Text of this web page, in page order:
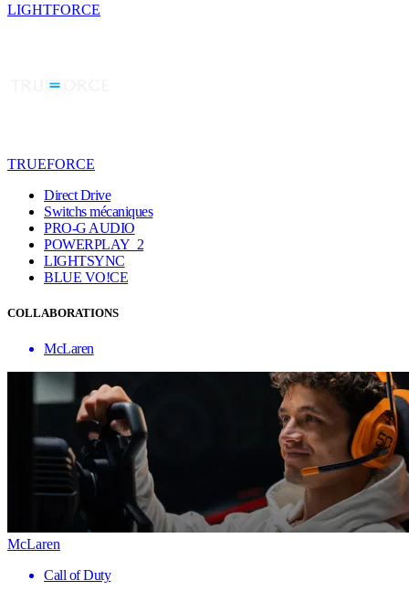
LIGHTFORCE
TRUEFORCE
Direct Drive
Switchs mécaniques
PRO-G AUDIO
POWERPLAY 2
LIGHTSYNC
BLUE VO!CE
COLLABORATIONS
McLaren
McLaren
Call of Duty